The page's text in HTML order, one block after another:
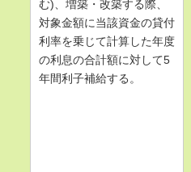
む)、増築・改築する際、
対象金額に当該資金の貸付
利率を乗じて計算した年度
の利息の合計額に対して5
年間利子補給する。